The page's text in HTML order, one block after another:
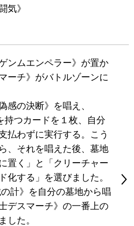
気》
ンムエンペラー》が置か
ーチ》がバトルゾーンに
感の決断》を唱え、
持つカードを１枚、自分
払わずに実行する。こう
、それを唱えた後、墓地
置く」と「クリーチャー
化する」を選びました。
計》を自分の墓地から唱
デスマーチ》の一番上の
した。